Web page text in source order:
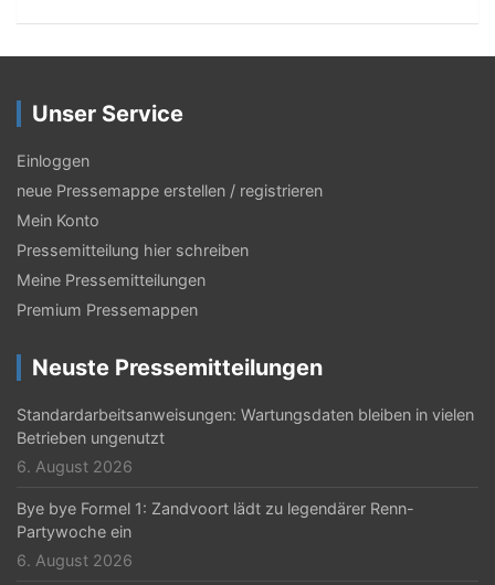
a
s
-
N
a
v
i
g
a
t
i
o
n
Unser Service
Einloggen
neue Pressemappe erstellen / registrieren
Mein Konto
Pressemitteilung hier schreiben
Meine Pressemitteilungen
Premium Pressemappen
Neuste Pressemitteilungen
Standardarbeitsanweisungen: Wartungsdaten bleiben in vielen
Betrieben ungenutzt
6. August 2026
Bye bye Formel 1: Zandvoort lädt zu legendärer Renn-
Partywoche ein
6. August 2026